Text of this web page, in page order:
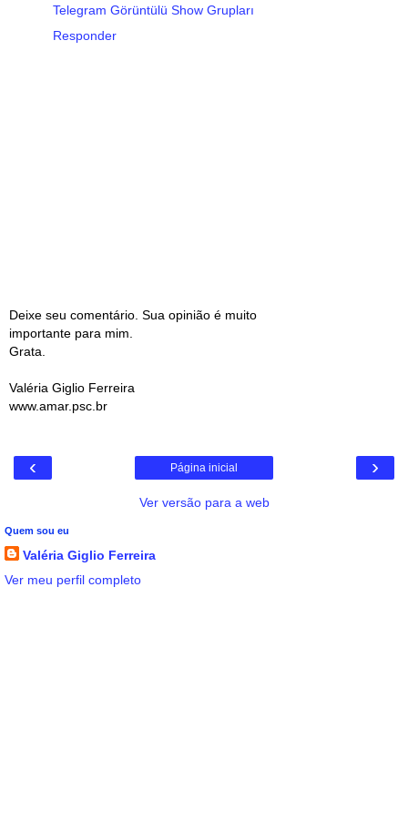
Telegram Görüntülü Show Grupları
Responder
Deixe seu comentário. Sua opinião é muito
importante para mim.
Grata.
Valéria Giglio Ferreira
www.amar.psc.br
‹ ›
Página inicial
Ver versão para a web
Quem sou eu
Valéria Giglio Ferreira
Ver meu perfil completo